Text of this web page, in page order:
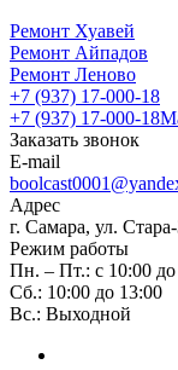
Ремонт Хуавей
Ремонт Айпадов
Ремонт Леново
+7 (937) 17-000-18
+7 (937) 17-000-18
Заказать звонок
E-mail
Адрес
г. Самара, ул.
Режим работы
Пн. – Пт.: с 10:00
Сб.: 10:00 до 13:00
Вс.: Выходной